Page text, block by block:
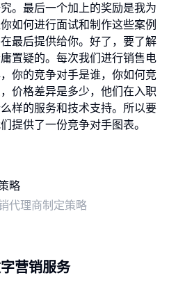
。最后一个加上的奖励是我为
如何进行面试和制作这些案例
最后提供给你。好了，要了解
置疑的。每次我们进行销售电
你的竞争对手是谁，你如何竞
价格差异是多少，他们在入职
样的服务和技术支持。所以要
提供了一份竞争对手图表。
代理商制定策略
营销服务